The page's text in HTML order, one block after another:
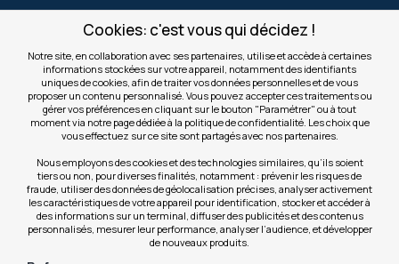
Cookies: c'est vous qui décidez !
Notre site, en collaboration avec ses partenaires, utilise et accède à certaines
informations stockées sur votre appareil, notamment des identifiants
uniques de cookies, afin de traiter vos données personnelles et de vous
proposer un contenu personnalisé. Vous pouvez accepter ces traitements ou
gérer vos préférences en cliquant sur le bouton "Paramétrer" ou à tout
moment via notre page dédiée à la politique de confidentialité. Les choix que
vous effectuez sur ce site sont partagés avec nos partenaires.
Nous employons des cookies et des technologies similaires, qu’ils soient
tiers ou non, pour diverses finalités, notamment : prévenir les risques de
fraude, utiliser des données de géolocalisation précises, analyser activement
les caractéristiques de votre appareil pour identification, stocker et accéder à
des informations sur un terminal, diffuser des publicités et des contenus
personnalisés, mesurer leur performance, analyser l’audience, et développer
de nouveaux produits.
S'INSCRIRE AUX OFFRES COMMERCIALES
Inscription
notre
newsletter
Valider
NOS SITES